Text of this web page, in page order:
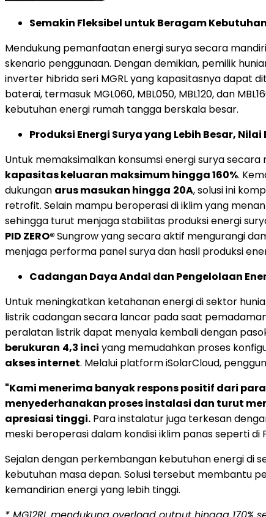
Semakin Fleksibel untuk Beragam
Mendukung pemanfaatan energi surya secara
skenario penggunaan. Dengan demikian, pemilik
inverter hibrida seri MGRL yang kapasitasnya dapat
baterai, termasuk MGL060, MBL050, MBL120, dan
kebutuhan energi rumah tangga berskala besar.
Produksi Energi Surya yang Lebih Besar,
Untuk memaksimalkan konsumsi energi surya
kapasitas keluaran maksimum hingga 160%.
dukungan arus masukan hingga 20A, solusi ini
retrofit. Selain mampu beroperasi di iklim yang
sehingga turut menjaga stabilitas produksi energi
PID ZERO®Sungrow yang secara aktif mengurangi
menjaga performa panel surya dan hasil produksi
Cadangan Daya Andal dan Pengelolaan
Untuk meningkatkan ketahanan energi di sektor
listrik cadangan secara lancar pada saat
peralatan listrik dapat menyala kembali dengan
berukuran 4,3 inci yang memudahkan proses
akses internet. Melalui platform iSolarCloud,
"Kami menerima banyak respons positif dari
menyederhanakan proses instalasi dan turut
apresiasi tinggi. Para instalatur juga terkesan
meski beroperasi dalam kondisi iklim panas seperti di
Sejalan dengan perkembangan kebutuhan energi di
kebutuhan masa depan. Solusi tersebut membantu
kemandirian energi yang lebih tinggi.